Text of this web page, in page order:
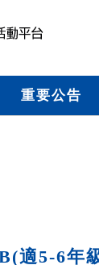
重要公告
適5-6年